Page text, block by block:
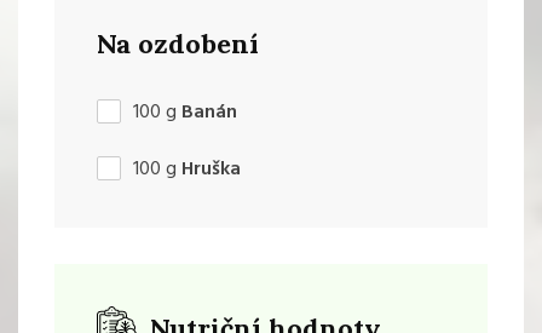
Na ozdobení
100g Banán
100g Hruška